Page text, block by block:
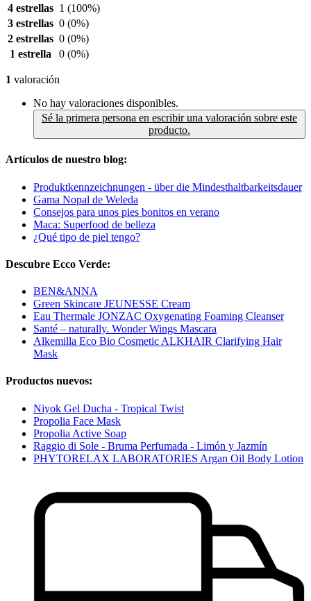
4 estrellas 1 (100%)
3 estrellas 0 (0%)
2 estrellas 0 (0%)
1 estrella
0 (0%)
1 valoración
No hay valoraciones disponibles.
Sé la primera persona en escribir una valoración sobre este
producto.
Artículos de nuestro blog:
Produktkennzeichnungen - über die Mindesthaltbarkeitsdauer
Gama Nopal de Weleda
Consejos para unos pies bonitos en verano
Maca: Superfood de belleza
¿Qué tipo de piel tengo?
Descubre Ecco Verde:
BEN&ANNA
Green Skincare JEUNESSE Cream
Eau Thermale JONZAC Oxygenating Foaming Cleanser
Santé – naturally. Wonder Wings Mascara
Alkemilla Eco Bio Cosmetic ALKHAIR Clarifying Hair
Mask
Productos nuevos:
Niyok Gel Ducha - Tropical Twist
Propolia Face Mask
Propolia Active Soap
Raggio di Sole - Bruma Perfumada - Limón y Jazmín
PHYTORELAX LABORATORIES Argan Oil Body Lotion